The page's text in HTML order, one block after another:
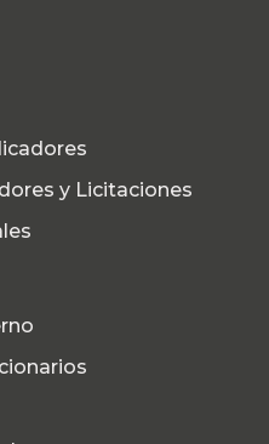
y Licitaciones